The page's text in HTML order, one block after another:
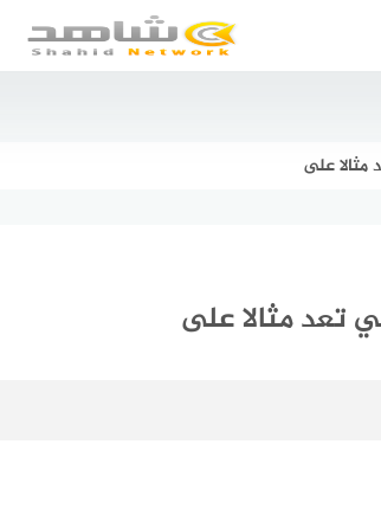
مثالا على
تعد مثالا على